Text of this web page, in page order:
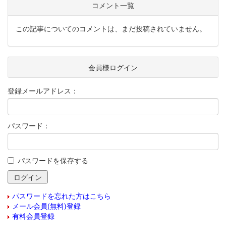
コメント一覧
この記事についてのコメントは、まだ投稿されていません。
会員様ログイン
登録メールアドレス：
パスワード：
パスワードを保存する
パスワードを忘れた方はこちら
メール会員(無料)登録
有料会員登録